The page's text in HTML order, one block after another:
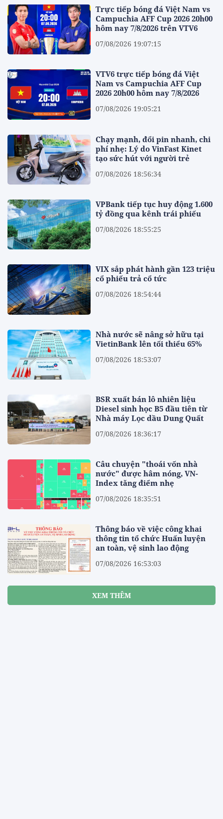
Trực tiếp bóng đá Việt Nam vs
Campuchia AFF Cup 2026 20h00
hôm nay 7/8/2026 trên VTV6
07/08/2026 19:07:15
VTV6 trực tiếp bóng đá Việt
Nam vs Campuchia AFF Cup
2026 20h00 hôm nay 7/8/2026
07/08/2026 19:05:21
Chạy mạnh, đổi pin nhanh, chi
phí nhẹ: Lý do VinFast Kinet
tạo sức hút với người trẻ
07/08/2026 18:56:34
VPBank tiếp tục huy động 1.600
tỷ đồng qua kênh trái phiếu
07/08/2026 18:55:25
VIX sắp phát hành gần 123 triệu
cổ phiếu trả cổ tức
07/08/2026 18:54:44
Nhà nước sẽ nâng sở hữu tại
VietinBank lên tối thiểu 65%
07/08/2026 18:53:07
BSR xuất bán lô nhiên liệu
Diesel sinh học B5 đầu tiên từ
Nhà máy Lọc dầu Dung Quất
07/08/2026 18:36:17
Câu chuyện "thoái vốn nhà
nước" được hâm nóng, VN-
Index tăng điểm nhẹ
07/08/2026 18:35:51
Thông báo về việc công khai
thông tin tổ chức Huấn luyện
an toàn, vệ sinh lao động
07/08/2026 16:53:03
XEM THÊM